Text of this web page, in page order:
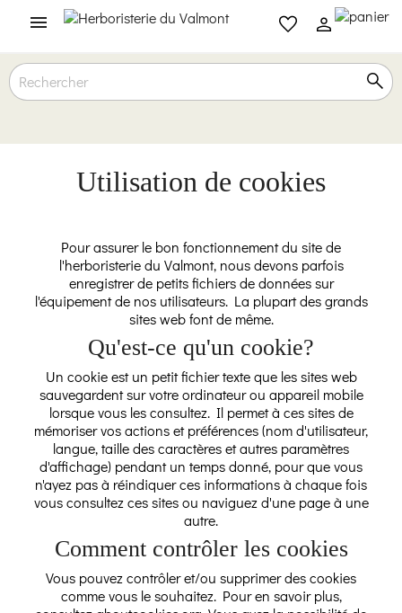

Utilisation de cookies
Pour assurer le bon fonctionnement du site de
l'herboristerie du Valmont, nous devons parfois
enregistrer de petits fichiers de données sur
l'équipement de nos utilisateurs. La plupart des grands
sites web font de même.
Qu'est-ce qu'un cookie?
Un cookie est un petit fichier texte que les sites web
sauvegardent sur votre ordinateur ou appareil mobile
lorsque vous les consultez. Il permet à ces sites de
mémoriser vos actions et préférences (nom d'utilisateur,
langue, taille des caractères et autres paramètres
d'affichage) pendant un temps donné, pour que vous
n'ayez pas à réindiquer ces informations à chaque fois
vous consultez ces sites ou naviguez d'une page à une
autre.
Comment contrôler les cookies
Vous pouvez contrôler et/ou supprimer des cookies
comme vous le souhaitez. Pour en savoir plus,